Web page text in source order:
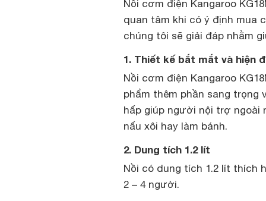
Nồi cơm điện Kangaroo
quan tâm khi có ý định mua
chúng tôi sẽ giải đáp nhằm
1. Thiết kế bắt mắt và hiện
Nồi cơm điện Kangaroo
phẩm thêm phần sang trọng
hấp giúp người nội trợ ngoài
nấu xôi hay làm bánh.
2. Dung tích 1.2 lít
Nồi có dung tích 1.2 lít thích
2 – 4 người.